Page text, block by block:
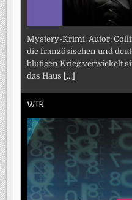
Mystery-Krimi. Autor:
die französischen und
blutigen Krieg verwickelt
das Haus [...]
WIR